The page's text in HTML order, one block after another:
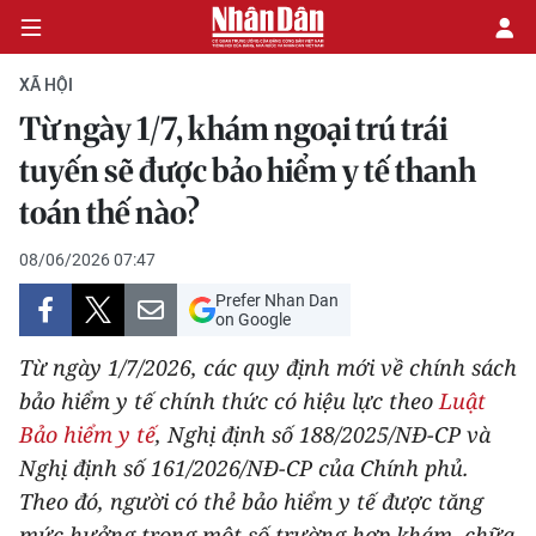
CHÍNH TRỊ
KINH TẾ
VĂN HÓA
XÃ HỘI
PHÁP LUẬT
DU LỊCH
THẾ GIỚI
XÃ HỘI
Từ ngày 1/7, khám ngoại trú trái
tuyến sẽ được bảo hiểm y tế thanh
toán thế nào?
08/06/2026 07:47
Prefer Nhan Dan
on Google
Từ ngày 1/7/2026, các quy định mới về chính sách
bảo hiểm y tế chính thức có hiệu lực theoLuật
Bảo hiểm y tế, Nghị định số 188/2025/NĐ-CP và
Nghị định số 161/2026/NĐ-CP của Chính phủ.
Theo đó, người có thẻ bảo hiểm y tế được tăng